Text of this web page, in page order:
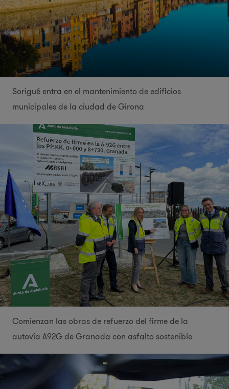
Sorigué entra en el mantenimiento de edificios
municipales de la ciudad de Girona
Comienzan las obras de refuerzo del firme de la
autovía A92G de Granada con asfalto sostenible